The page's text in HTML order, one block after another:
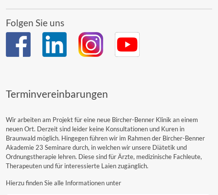
Folgen Sie uns
Terminvereinbarungen
Wir arbeiten am Projekt für eine neue Bircher-Benner Klinik an einem
neuen Ort. Derzeit sind leider keine Konsultationen und Kuren in
Braunwald möglich. Hingegen führen wir im Rahmen der Bircher-Benner
Akademie 23 Seminare durch, in welchen wir unsere Diätetik und
Ordnungstherapie lehren. Diese sind für Ärzte, medizinische Fachleute,
Therapeuten und für interessierte Laien zugänglich.
Hierzu finden Sie alle Informationen unter